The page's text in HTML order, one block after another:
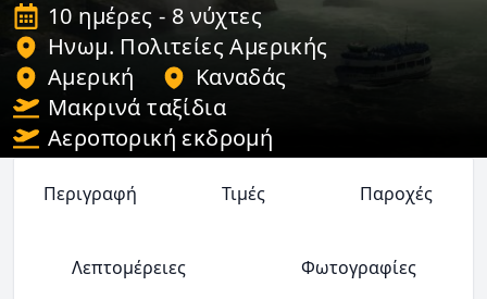
10 ημέρες - 8 νύχτες
Ηνωμ. Πολιτείες Αμερικής
Αμερική
Καναδάς
Μακρινά ταξίδια
Αεροπορική εκδρομή
Περιγραφή Τιμές Παροχές
Λεπτομέρειες Φωτογραφίες